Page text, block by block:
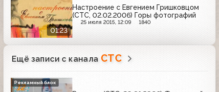
01:23
Настроение с Евгением Гришковцом
(СТС, 02.02.2006) Горы фотографий
25 июля 2015, 12:09 1840
Ещё записи с канала СТС
Рекламный блок